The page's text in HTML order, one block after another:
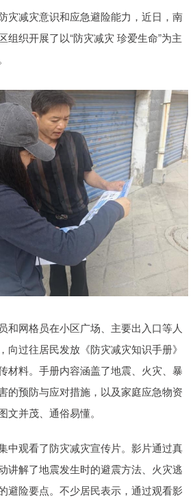
灾减灾意识和应急避险能力，近日，南
组织开展了以“防灾减灾 珍爱生命”为主
和网格员在小区广场、主要出入口等人
向过往居民发放《防灾减灾知识手册》
材料。手册内容涵盖了地震、火灾、暴
的预防与应对措施，以及家庭应急物资
文并茂、通俗易懂。
中观看了防灾减灾宣传片。影片通过真
讲解了地震发生时的避震方法、火灾逃
避险要点。不少居民表示，通过观看影